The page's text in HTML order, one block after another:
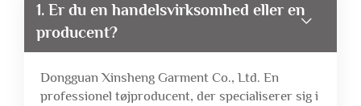
1. Er du en handelsvirksomhed eller en
producent?
Dongguan Xinsheng Garment Co., Ltd. En
professionel tøjproducent, der specialiserer sig i